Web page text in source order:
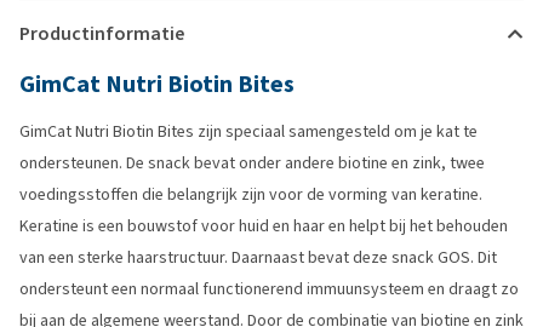
Productinformatie
GimCat Nutri Biotin Bites
GimCat Nutri Biotin Bites zijn speciaal samengesteld om je kat te
ondersteunen. De snack bevat onder andere biotine en zink, twee
voedingsstoffen die belangrijk zijn voor de vorming van keratine.
Keratine is een bouwstof voor huid en haar en helpt bij het behouden
van een sterke haarstructuur. Daarnaast bevat deze snack GOS. Dit
ondersteunt een normaal functionerend immuunsysteem en draagt zo
bij aan de algemene weerstand. Door de combinatie van biotine en zink